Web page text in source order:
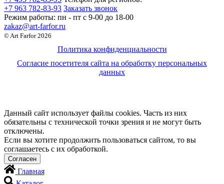
+7 963 782-83-93 Заказать звонок
Режим работы: пн - пт c 9-00 до 18-00
zakaz@art-farfor.ru
© Art Farfor 2026
Политика конфиденциальности
Согласие посетителя сайта на обработку персональных
данных
Данный сайт использует файлы cookies. Часть из них
обязательны с технической точки зрения и не могут быть
отключены.
Если вы хотите продолжить пользоваться сайтом, то вы
соглашаетесь с их обработкой.
Главная